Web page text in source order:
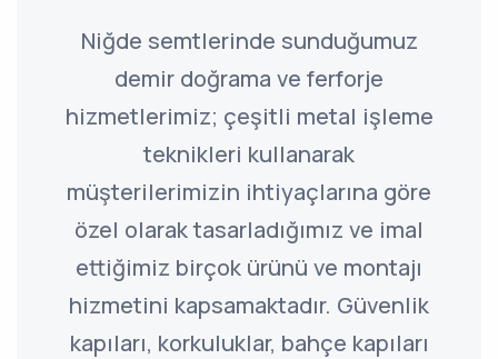
Niğde semtlerinde sunduğumuz
demir doğrama ve ferforje
hizmetlerimiz; çeşitli metal işleme
teknikleri kullanarak
müşterilerimizin ihtiyaçlarına göre
özel olarak tasarladığımız ve imal
ettiğimiz birçok ürünü ve montajı
hizmetini kapsamaktadır. Güvenlik
kapıları, korkuluklar, bahçe kapıları